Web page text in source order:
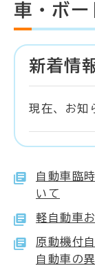
車・ボー
新着情
現在、お知
自動車臨
いて
軽自動車
原動機付
自動車の